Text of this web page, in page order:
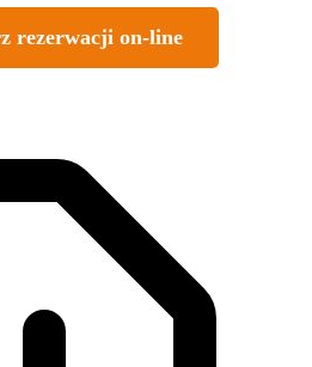
rezerwacji on-line